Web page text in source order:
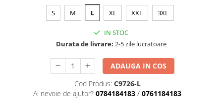
Halate medicale polar - unisex
Sorturi restaurante
Tricouri de lucru
Saboti medicali
ACCESORII
S M L XL XXL 3XL
IN STOC
Durata de livrare: 2-5 zile lucratoare
ADAUGA IN COS
Cod Produs: C9726-L
Ai nevoie de ajutor? 0784184183 / 0761184183